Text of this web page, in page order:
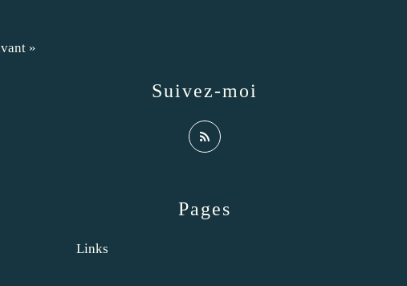
»
Pages
Links
Suivez-moi